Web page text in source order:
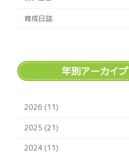
育成日誌
年別アーカイブ
2026 (11)
2025 (21)
2024 (11)